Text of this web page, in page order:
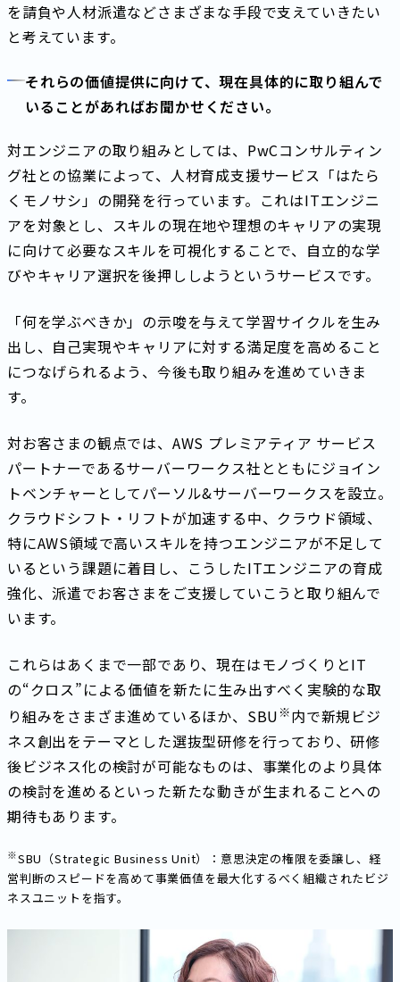
を請負や人材派遣などさまざまな手段で支えていきたい
と考えています。
それらの価値提供に向けて、現在具体的に取り組んで
いることがあればお聞かせください。
対エンジニアの取り組みとしては、PwCコンサルティン
グ社との協業によって、人材育成支援サービス「はたら
くモノサシ」の開発を行っています。これはITエンジニ
アを対象とし、スキルの現在地や理想のキャリアの実現
に向けて必要なスキルを可視化することで、自立的な学
びやキャリア選択を後押ししようというサービスです。
「何を学ぶべきか」の示唆を与えて学習サイクルを生み
出し、自己実現やキャリアに対する満足度を高めること
につなげられるよう、今後も取り組みを進めていきま
す。
対お客さまの観点では、AWS プレミアティア サービス
パートナーであるサーバーワークス社とともにジョイン
トベンチャーとしてパーソル&サーバーワークスを設立。
クラウドシフト・リフトが加速する中、クラウド領域、
特にAWS領域で高いスキルを持つエンジニアが不足して
いるという課題に着目し、こうしたITエンジニアの育成
強化、派遣でお客さまをご支援していこうと取り組んで
います。
これらはあくまで一部であり、現在はモノづくりとIT
の“クロス”による価値を新たに生み出すべく実験的な取
り組みをさまざま進めているほか、SBU ※内で新規ビジ
ネス創出をテーマとした選抜型研修を行っており、研修
後ビジネス化の検討が可能なものは、事業化のより具体
の検討を進めるといった新たな動きが生まれることへの
期待もあります。
※SBU（Strategic Business Unit）：意思決定の権限を委譲し、経
営判断のスピードを高めて事業価値を最大化するべく組織されたビジ
ネスユニットを指す。